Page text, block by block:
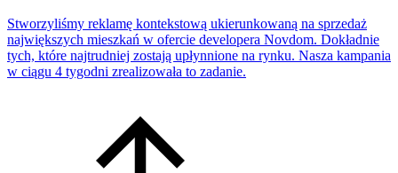
Stworzyliśmy reklamę kontekstową ukierunkowaną na sprzedaż
największych mieszkań w ofercie developera Novdom. Dokładnie
tych, które najtrudniej zostają upłynnione na rynku. Nasza kampania
w ciągu 4 tygodni zrealizowała to zadanie.